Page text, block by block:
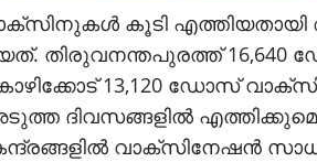
കൂടി
തിരുവനന്തപുരത്ത്
13,120 ഡോസ്
വാക്‌സിനേഷന്‍